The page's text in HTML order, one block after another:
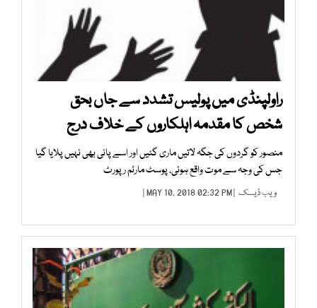
راولپنڈی میں پولیس تشدد سے جاں بحق
شخص کا مقدمہ اہلکاروں کے خلاف درج
منصور کو گردوں کی جگہ لاتیں ماری گئیں اور اسے پانی بھی نہیں پلایا گیا
جس کی وجہ سے موت واقع ہوئی، پوسٹ مارٹم رپورٹ
ویب ڈیسک